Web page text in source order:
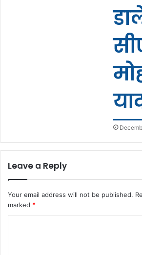
Leave a Reply
Your email address will not be published.
marked *